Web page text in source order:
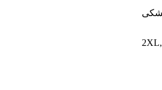
2XL,